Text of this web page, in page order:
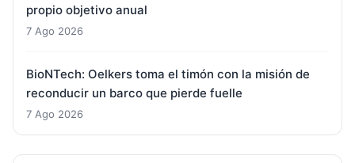
propio objetivo anual
7 Ago 2026
BioNTech: Oelkers toma el timón con la misión de
reconducir un barco que pierde fuelle
7 Ago 2026